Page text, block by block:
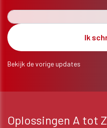
Bekijk de vorige updates
Oplossingen A tot Z